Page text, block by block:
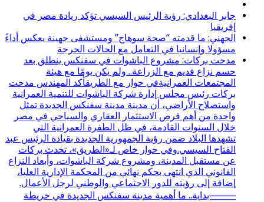
جابر البغدادي: رؤية الرئيس السيسي تؤكد ريادة مصر في
إفريقيا
الجهني: ما قدمته “صحة سوهاج” ومستشفى جهينة يعكس أداءً
مسؤولا وإنسانيا في التعامل مع الحالات الحرجة
مدحت بركات: مشروع الباشوات في سفنكس ينطلق بعد
حسم نزاع قديم مع الزراعة.. ولم يكن يومًا مع هيئة
المجتمعات العمرانيةفي حوار مع الطريقأكد المهندس مدحت
بركات رئيس مجلس إدارة شركة الباشوات للتنمية العمرانية
واستصلاح الأراضي، أن مدينة مدينة سفنكس الجديدة تمثل
واحدة من أهم فرص الاستثمار العقاري والسياحي في مصر
خلال السنوات القادمة، في ظل الطفرة العمرانية التي
تشهدها البلاد ضمن رؤية الجمهورية الجديدة بقيادة الرئيس عبد
الفتاح السيسي.وفي حوار خاص لـ«الطريق»، تحدث بركات
عن مستقبل المدينة، ومشروع شركة الباشوات، وأبعاد النزاع
القانوني الذي انتهى بحكم نهائي من المحكمة الإدارية العليا،
إضافة إلى رؤيته للدور الاجتماعي والوطني لرجل الأعمال.
⸻بداية.. ما أهمية مدينة سفنكس الجديدة في خريطة